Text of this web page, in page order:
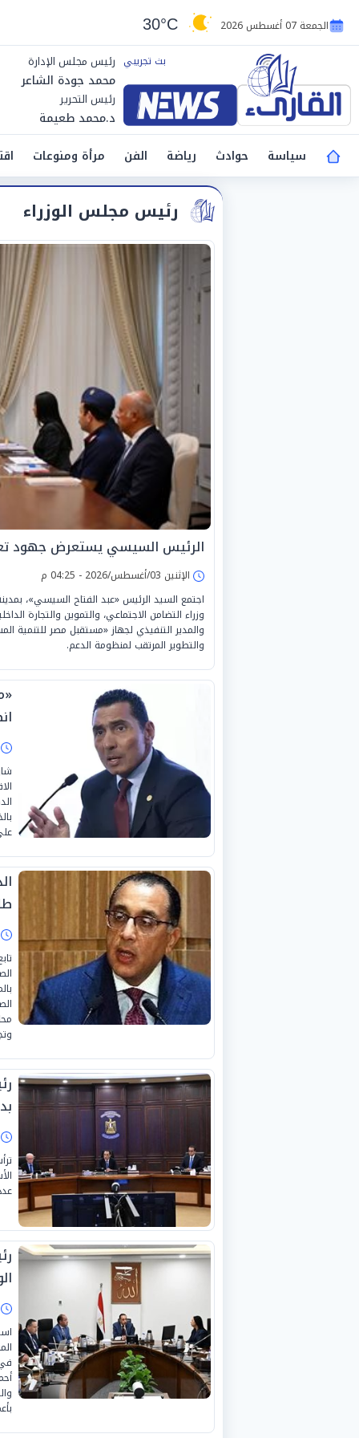
الجمعة 07 أغسطس 2026 30°C
رئيس مجلس الإدارة
محمد جودة الشاعر
رئيس التحرير
د.محمد طعيمة
سياسة
حوادث رياضة الفن مرأة ومنوعات
رئيس مجلس الوزراء
الرئيس السيسي يستعرض جهود
الإثنين 03/أغسطس/2026 - 04:25 م
اجتمع السيد الرئيس «عبد الفتاح السيسي»،
وزراء التضامن الاجتماعي، والتموين والتجارة
والمدير التنفيذي لجهاز «مستقبل مصر للتنمية
والتطوير المرتقب لمنظومة الدعم.
على